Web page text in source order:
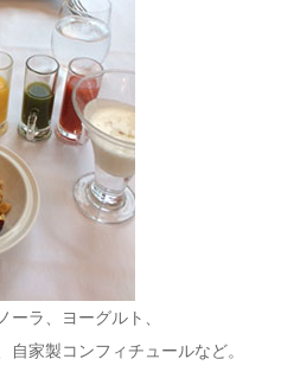
ーラ、ヨーグルト、
家製コンフィチュールなど。